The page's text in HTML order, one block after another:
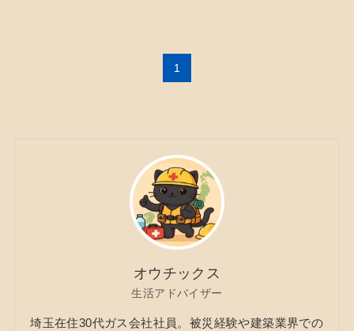
1
オウチックス
生活アドバイザー
埼玉在住30代ガス会社社員。被災経験や建築業界での